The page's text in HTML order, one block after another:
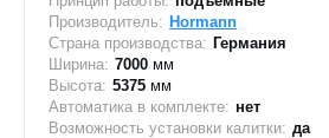
Производитель: Hormann
Страна производства: Германия
Ширина: 7000 мм
Высота: 5375 мм
Автоматика в комплекте: нет
Возможность установки калитки: да